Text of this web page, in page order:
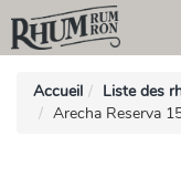
Accueil Liste des
Arecha Reserva